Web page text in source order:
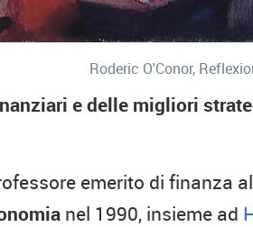
Roderic O'Conor,
e delle migliori
emerito di finanza
nel 1990, insieme ad